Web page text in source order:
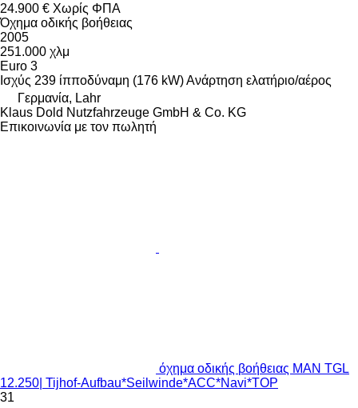
24.900 € Χωρίς ΦΠΑ
Όχημα οδικής βοήθειας
2005
251.000 χλμ
Euro 3
Ισχύς 239 ίπποδύναμη (176 kW)Ανάρτηση ελατήριο/αέρος
Γερμανία, Lahr
Klaus Dold Nutzfahrzeuge GmbH & Co. KG
Επικοινωνία με τον πωλητή
όχημα οδικής βοήθειας MAN TGL
12.250| Tijhof-Aufbau*Seilwinde*ACC*Navi*TOP
31